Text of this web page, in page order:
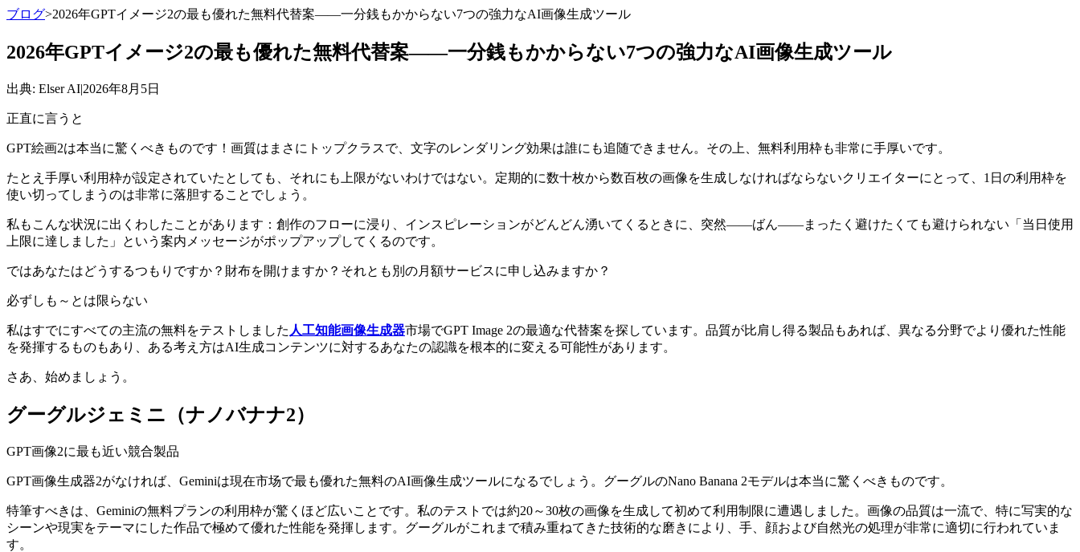
ブログ>2026年GPTイメージ2の最も優れた無料代替案――一分銭もかからない7つの強力なAI画像生成ツール
2026年GPTイメージ2の最も優れた無料代替案――一分銭もかからない7つの強力なAI画像生成ツール
出典: Elser AI|2026年8月5日
正直に言うと
GPT絵画2は本当に驚くべきものです！画質はまさにトップクラスで、文字のレンダリング効果は誰にも追随できません。その上、無料利用枠も非常に手厚いです。
たとえ手厚い利用枠が設定されていたとしても、それにも上限がないわけではない。定期的に数十枚から数百枚の画像を生成しなければならないクリエイターにとって、1日の利用枠を
使い切ってしまうのは非常に落胆することでしょう。
私もこんな状況に出くわしたことがあります：創作のフローに浸り、インスピレーションがどんどん湧いてくるときに、突然――ばん――まったく避けたくても避けられない「当日使用
上限に達しました」という案内メッセージがポップアップしてくるのです。
ではあなたはどうするつもりですか？財布を開けますか？それとも別の月額サービスに申し込みますか？
必ずしも～とは限らない
私はすでにすべての主流の無料をテストしました 人工知能画像生成器市場でGPT Image 2の最適な代替案を探しています。品質が比肩し得る製品もあれば、異なる分野でより優れた性能
を発揮するものもあり、ある考え方はAI生成コンテンツに対するあなたの認識を根本的に変える可能性があります。
さあ、始めましょう。
グーグルジェミニ（ナノバナナ2）
GPT画像2に最も近い競合製品
GPT画像生成器2がなければ、Geminiは現在市场で最も優れた無料のAI画像生成ツールになるでしょう。グーグルのNano Banana 2モデルは本当に驚くべきものです。
特筆すべきは、Geminiの無料プランの利用枠が驚くほど広いことです。私のテストでは約20～30枚の画像を生成して初めて利用制限に遭遇しました。画像の品質は一流で、特に写実的な
シーンや現実をテーマにした作品で極めて優れた性能を発揮します。グーグルがこれまで積み重ねてきた技術的な磨きにより、手、顔および自然光の処理が非常に適切に行われていま
す。